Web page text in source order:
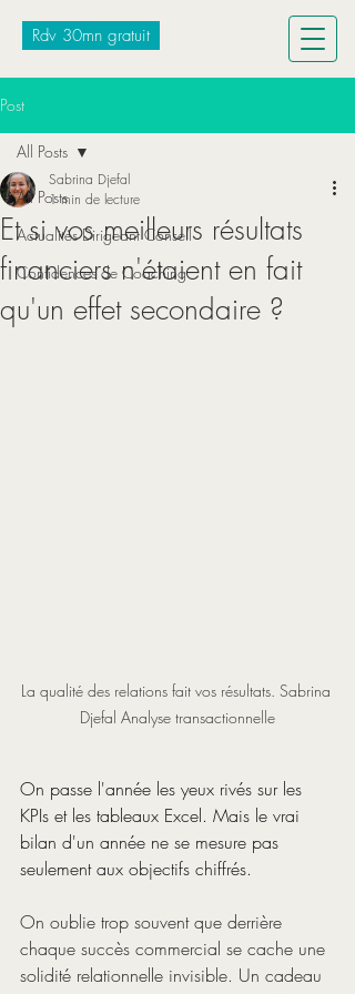
Rdv 30mn gratuit
Post
All Posts
Actualités Dirigeant Conseil
Confidences de Coaching
All Posts
Et si vos meilleurs résultats
financiers n'étaient en fait
qu'un effet secondaire ?
Sabrina Djefal
1 min de lecture
La qualité des relations fait vos résultats. Sabrina
Djefal Analyse transactionnelle
On passe l'année les yeux rivés sur les
KPIs et les tableaux Excel. Mais le vrai
bilan d'un année ne se mesure pas
seulement aux objectifs chiffrés.
On oublie trop souvent que derrière
chaque succès commercial se cache une
solidité relationnelle invisible. Un cadeau